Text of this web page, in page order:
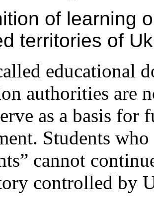
of learning
territories of
educational
authorities are
as a basis for
Students
cannot
controlled by